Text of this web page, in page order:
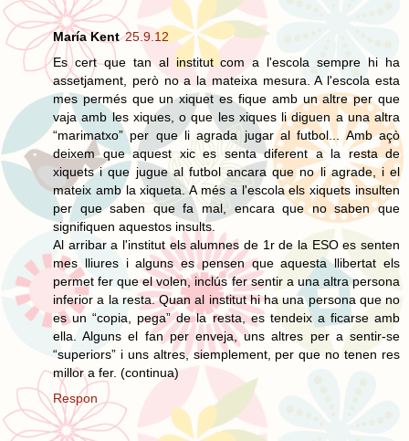
María Kent 25.9.12
Es cert que tan al institut com a l'escola sempre hi ha
assetjament, però no a la mateixa mesura. A l'escola esta
mes permés que un xiquet es fique amb un altre per que
vaja amb les xiques, o que les xiques li diguen a una altra
“marimatxo” per que li agrada jugar al futbol... Amb açò
deixem que aquest xic es senta diferent a la resta de
xiquets i que jugue al futbol ancara que no li agrade, i el
mateix amb la xiqueta. A més a l'escola els xiquets insulten
per que saben que fa mal, encara que no saben que
signifiquen aquestos insults.
Al arribar a l'institut els alumnes de 1r de la ESO es senten
mes lliures i alguns es pensen que aquesta llibertat els
permet fer que el volen, inclús fer sentir a una altra persona
inferior a la resta. Quan al institut hi ha una persona que no
es un “copia, pega” de la resta, es tendeix a ficarse amb
ella. Alguns el fan per enveja, uns altres per a sentir-se
“superiors” i uns altres, siemplement, per que no tenen res
millor a fer. (continua)
Respon